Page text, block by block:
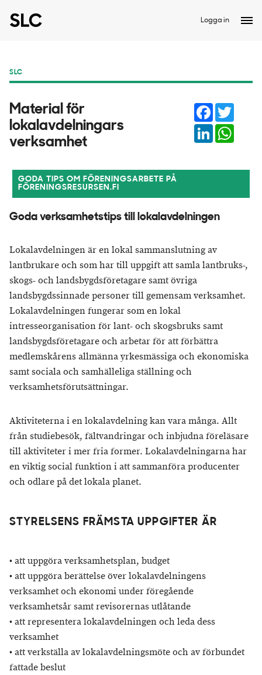
Logga in
SLC
Material för
lokalavdelningars
verksamhet
Facebook
LinkedIn
GODA TIPS OM FÖRENINGSARBETE PÅ
FÖRENINGSRESURSEN.FI
Goda verksamhetstips till lokalavdelningen
Lokalavdelningen är en lokal sammanslutning av
lantbrukare och som har till uppgift att samla lantbruks-,
skogs- och landsbygdsföretagare samt övriga
landsbygdssinnade personer till gemensam verksamhet.
Lokalavdelningen fungerar som en lokal
intresseorganisation för lant- och skogsbruks samt
landsbygdsföretagare och arbetar för att förbättra
medlemskårens allmänna yrkesmässiga och ekonomiska
samt sociala och samhälleliga ställning och
verksamhetsförutsättningar.
Aktiviteterna i en lokalavdelning kan vara många. Allt
från studiebesök, fältvandringar och inbjudna föreläsare
till aktiviteter i mer fria former. Lokalavdelningarna har
en viktig social funktion i att sammanföra producenter
och odlare på det lokala planet.
​STYRELSENS FRÄMSTA UPPGIFTER ÄR
• att uppgöra verksamhetsplan, budget
• att uppgöra berättelse över lokalavdelningens
verksamhet och ekonomi under föregående
verksamhetsår samt revisorernas utlåtande
• att representera lokalavdelningen och leda dess
verksamhet
• att verkställa av lokalavdelningsmöte och av förbundet
fattade beslut